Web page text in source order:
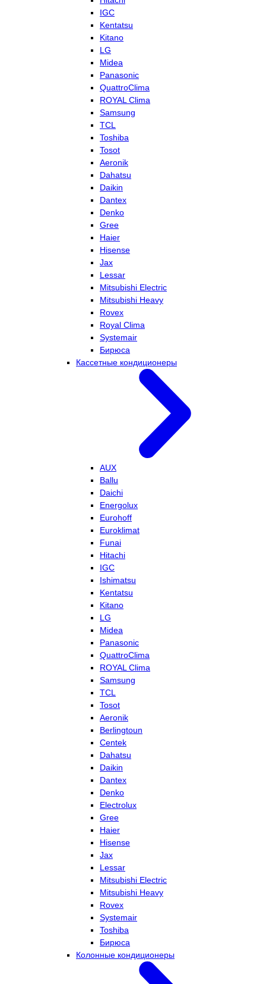
IGC
Kentatsu
Kitano
LG
Midea
Panasonic
QuattroClima
ROYAL Clima
Samsung
TCL
Toshiba
Tosot
Aeronik
Dahatsu
Daikin
Dantex
Denko
Gree
Haier
Hisense
Jax
Lessar
Mitsubishi Electric
Mitsubishi Heavy
Rovex
Royal Clima
Systemair
Бирюса
Кассетные кондиционеры
AUX
Ballu
Daichi
Energolux
Eurohoff
Euroklimat
Funai
Hitachi
IGC
Ishimatsu
Kentatsu
Kitano
LG
Midea
Panasonic
QuattroClima
ROYAL Clima
Samsung
TCL
Tosot
Aeronik
Berlingtoun
Centek
Dahatsu
Daikin
Dantex
Denko
Electrolux
Gree
Haier
Hisense
Jax
Lessar
Mitsubishi Electric
Mitsubishi Heavy
Rovex
Systemair
Toshiba
Бирюса
Колонные кондиционеры